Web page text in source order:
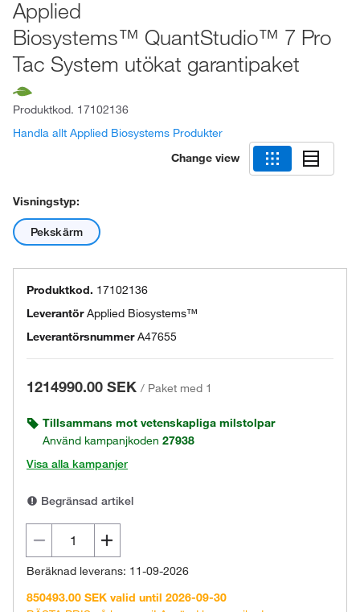
Applied
Biosystems™ QuantStudio™ 7 Pro
Tac System utökat garantipaket
Produktkod. 17102136
Handla allt Applied Biosystems Produkter
Change view
Visningstyp:
Pekskärm
Produktkod. 17102136
LeverantörApplied Biosystems™
Leverantörsnummer A47655
1214990.00 SEK / Paket med 1
Tillsammans mot vetenskapliga milstolpar
Använd kampanjkoden 27938
Visa alla kampanjer
Begränsad artikel
Beräknad leverans: 11-09-2026
850493.00 SEK valid until 2026-09-30